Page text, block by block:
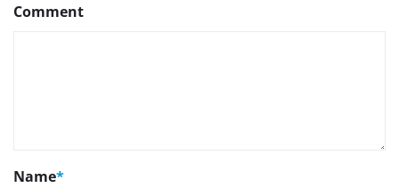
Comment
Name*